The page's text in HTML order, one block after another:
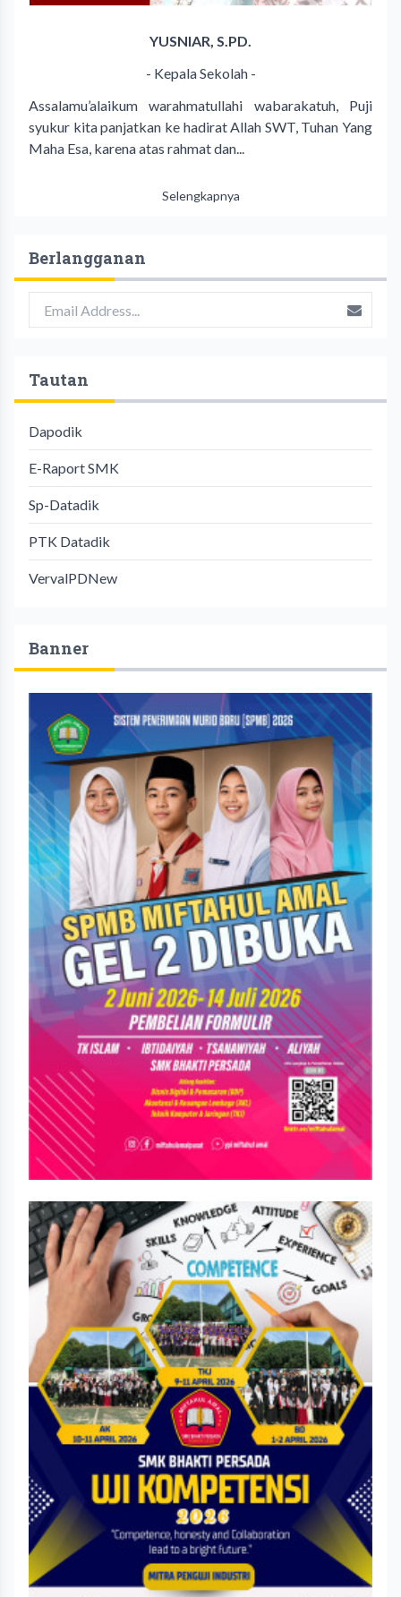
YUSNIAR, S.PD.
- Kepala Sekolah -
Assalamu’alaikum warahmatullahi wabarakatuh, Puji
syukur kita panjatkan ke hadirat Allah SWT, Tuhan Yang
Maha Esa, karena atas rahmat dan...
Selengkapnya
Berlangganan
Tautan
Dapodik
E-Raport SMK
Sp-Datadik
PTK Datadik
VervalPDNew
Banner